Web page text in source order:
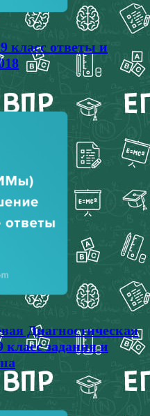
класс ответы и
Диагностическая
класс задания и